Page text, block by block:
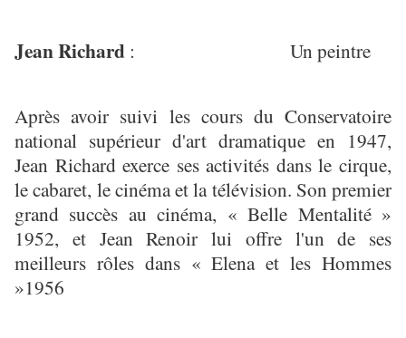
Jean Richard : Un peintre
Après avoir suivi les cours du Conservatoire
national supérieur d'art dramatique en 1947,
Jean Richard exerce ses activités dans le cirque,
le cabaret, le cinéma et la télévision. Son premier
grand succès au cinéma, « Belle Mentalité »
1952, et Jean Renoir lui offre l'un de ses
meilleurs rôles dans « Elena et les Hommes
»1956